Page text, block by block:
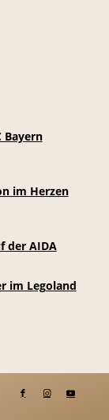
Bayern
im Herzen
der AIDA
im Legoland